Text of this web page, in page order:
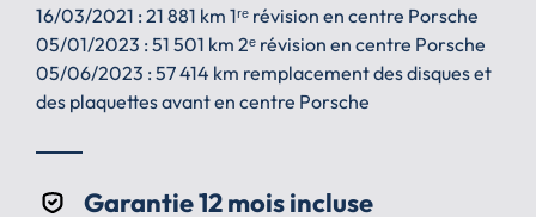
16/03/2021 : 21 881 km 1ʳᵉ révision en centre Porsche
05/01/2023 : 51 501 km 2ᵉ révision en centre Porsche
05/06/2023 : 57 414 km remplacement des disques et
des plaquettes avant en centre Porsche
Garantie 12 mois incluse